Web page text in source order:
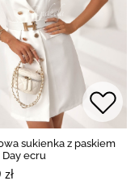
sukienka z paskiem
ecru